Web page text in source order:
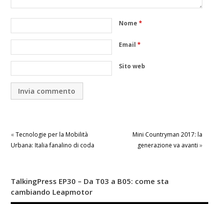
Nome *
Email *
Sito web
« Tecnologie per la Mobilità
Urbana: Italia fanalino di coda
Mini Countryman 2017: la
generazione va avanti »
TalkingPress EP30 – Da T03 a B05: come sta
cambiando Leapmotor